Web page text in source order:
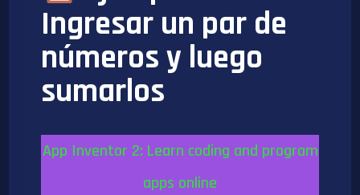
Ingresar un par de
números y luego
sumarlos
App Inventor 2: Learn coding and program
apps online